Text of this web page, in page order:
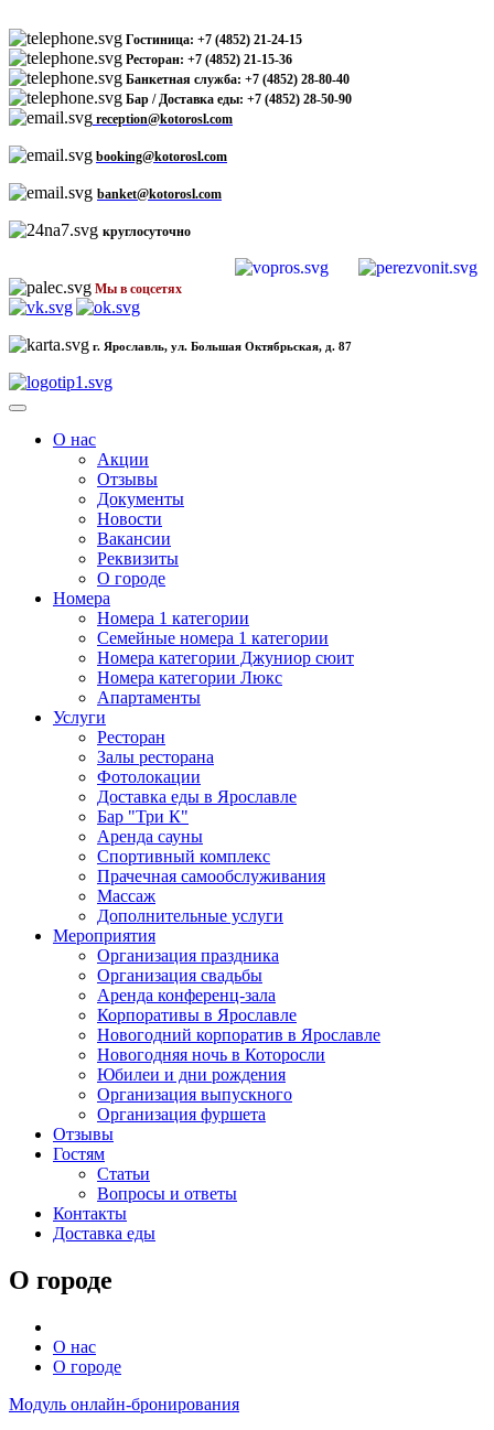
Гостиница: +7 (4852) 21-24-15
Ресторан: +7 (4852) 21-15-36
Банкетная служба: +7 (4852) 28-80-40
Бар / Доставка еды: +7 (4852) 28-50-90
reception@kotorosl.com
booking@kotorosl.com
banket@kotorosl.com
круглосуточно
Мы в соцсетях
г. Ярославль, ул. Большая Октябрьская, д. 87
О нас
Акции
Отзывы
Документы
Новости
Вакансии
Реквизиты
О городе
Номера
Номера 1 категории
Семейные номера 1 категории
Номера категории Джуниор сюит
Номера категории Люкс
Апартаменты
Услуги
Ресторан
Залы ресторана
Фотолокации
Доставка еды в Ярославле
Бар "Три К"
Аренда сауны
Спортивный комплекс
Прачечная самообслуживания
Массаж
Дополнительные услуги
Мероприятия
Организация праздника
Организация свадьбы
Аренда конференц-зала
Корпоративы в Ярославле
Новогодний корпоратив в Ярославле
Новогодняя ночь в Которосли
Юбилеи и дни рождения
Организация выпускного
Организация фуршета
Отзывы
Гостям
Статьи
Вопросы и ответы
Контакты
Доставка еды
О городе
О нас
О городе
Модуль онлайн-бронирования